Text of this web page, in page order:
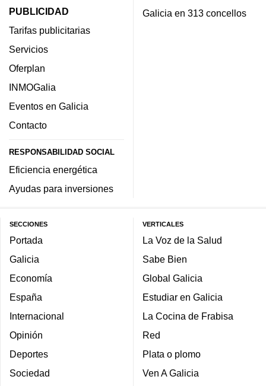
PUBLICIDAD
Tarifas publicitarias
Servicios
Oferplan
INMOGalia
Eventos en Galicia
Contacto
RESPONSABILIDAD SOCIAL
Eficiencia energética
Ayudas para inversiones
Galicia en 313 concellos
SECCIONES
Portada
Galicia
Economía
España
Internacional
Opinión
Deportes
Sociedad
VERTICALES
La Voz de la Salud
Sabe Bien
Global Galicia
Estudiar en Galicia
La Cocina de Frabisa
Red
Plata o plomo
Ven A Galicia